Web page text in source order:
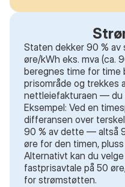
Staten dekker 90 % av
øre/kWh eks. mva (ca.
beregnes time for time
prisområde og trekkes
nettleiefakturaen — du
Eksempel: Ved en
differansen over
90 % av dette — altså
øre for den timen, pluss
Alternativt kan du velge
fastprisavtale på 50
for strømstøtten.